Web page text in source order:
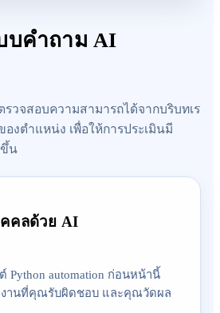
บคำถาม AI
รวจสอบความสามารถได้จากบริบทเร
งตำแหน่ง เพื่อให้การประเมินมี
ขึ้น
คลด้วย AI
Python automation ก่อนหน้านี้
งานที่คุณรับผิดชอบ และคุณวัดผล